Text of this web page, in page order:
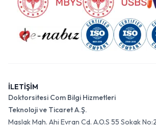
İLETİŞİM
Doktorsitesi Com Bilgi Hizmetleri
Teknoloji ve Ticaret A.Ş.
Maslak Mah. Ahi Evran Cd. A.O.S 55 Sokak